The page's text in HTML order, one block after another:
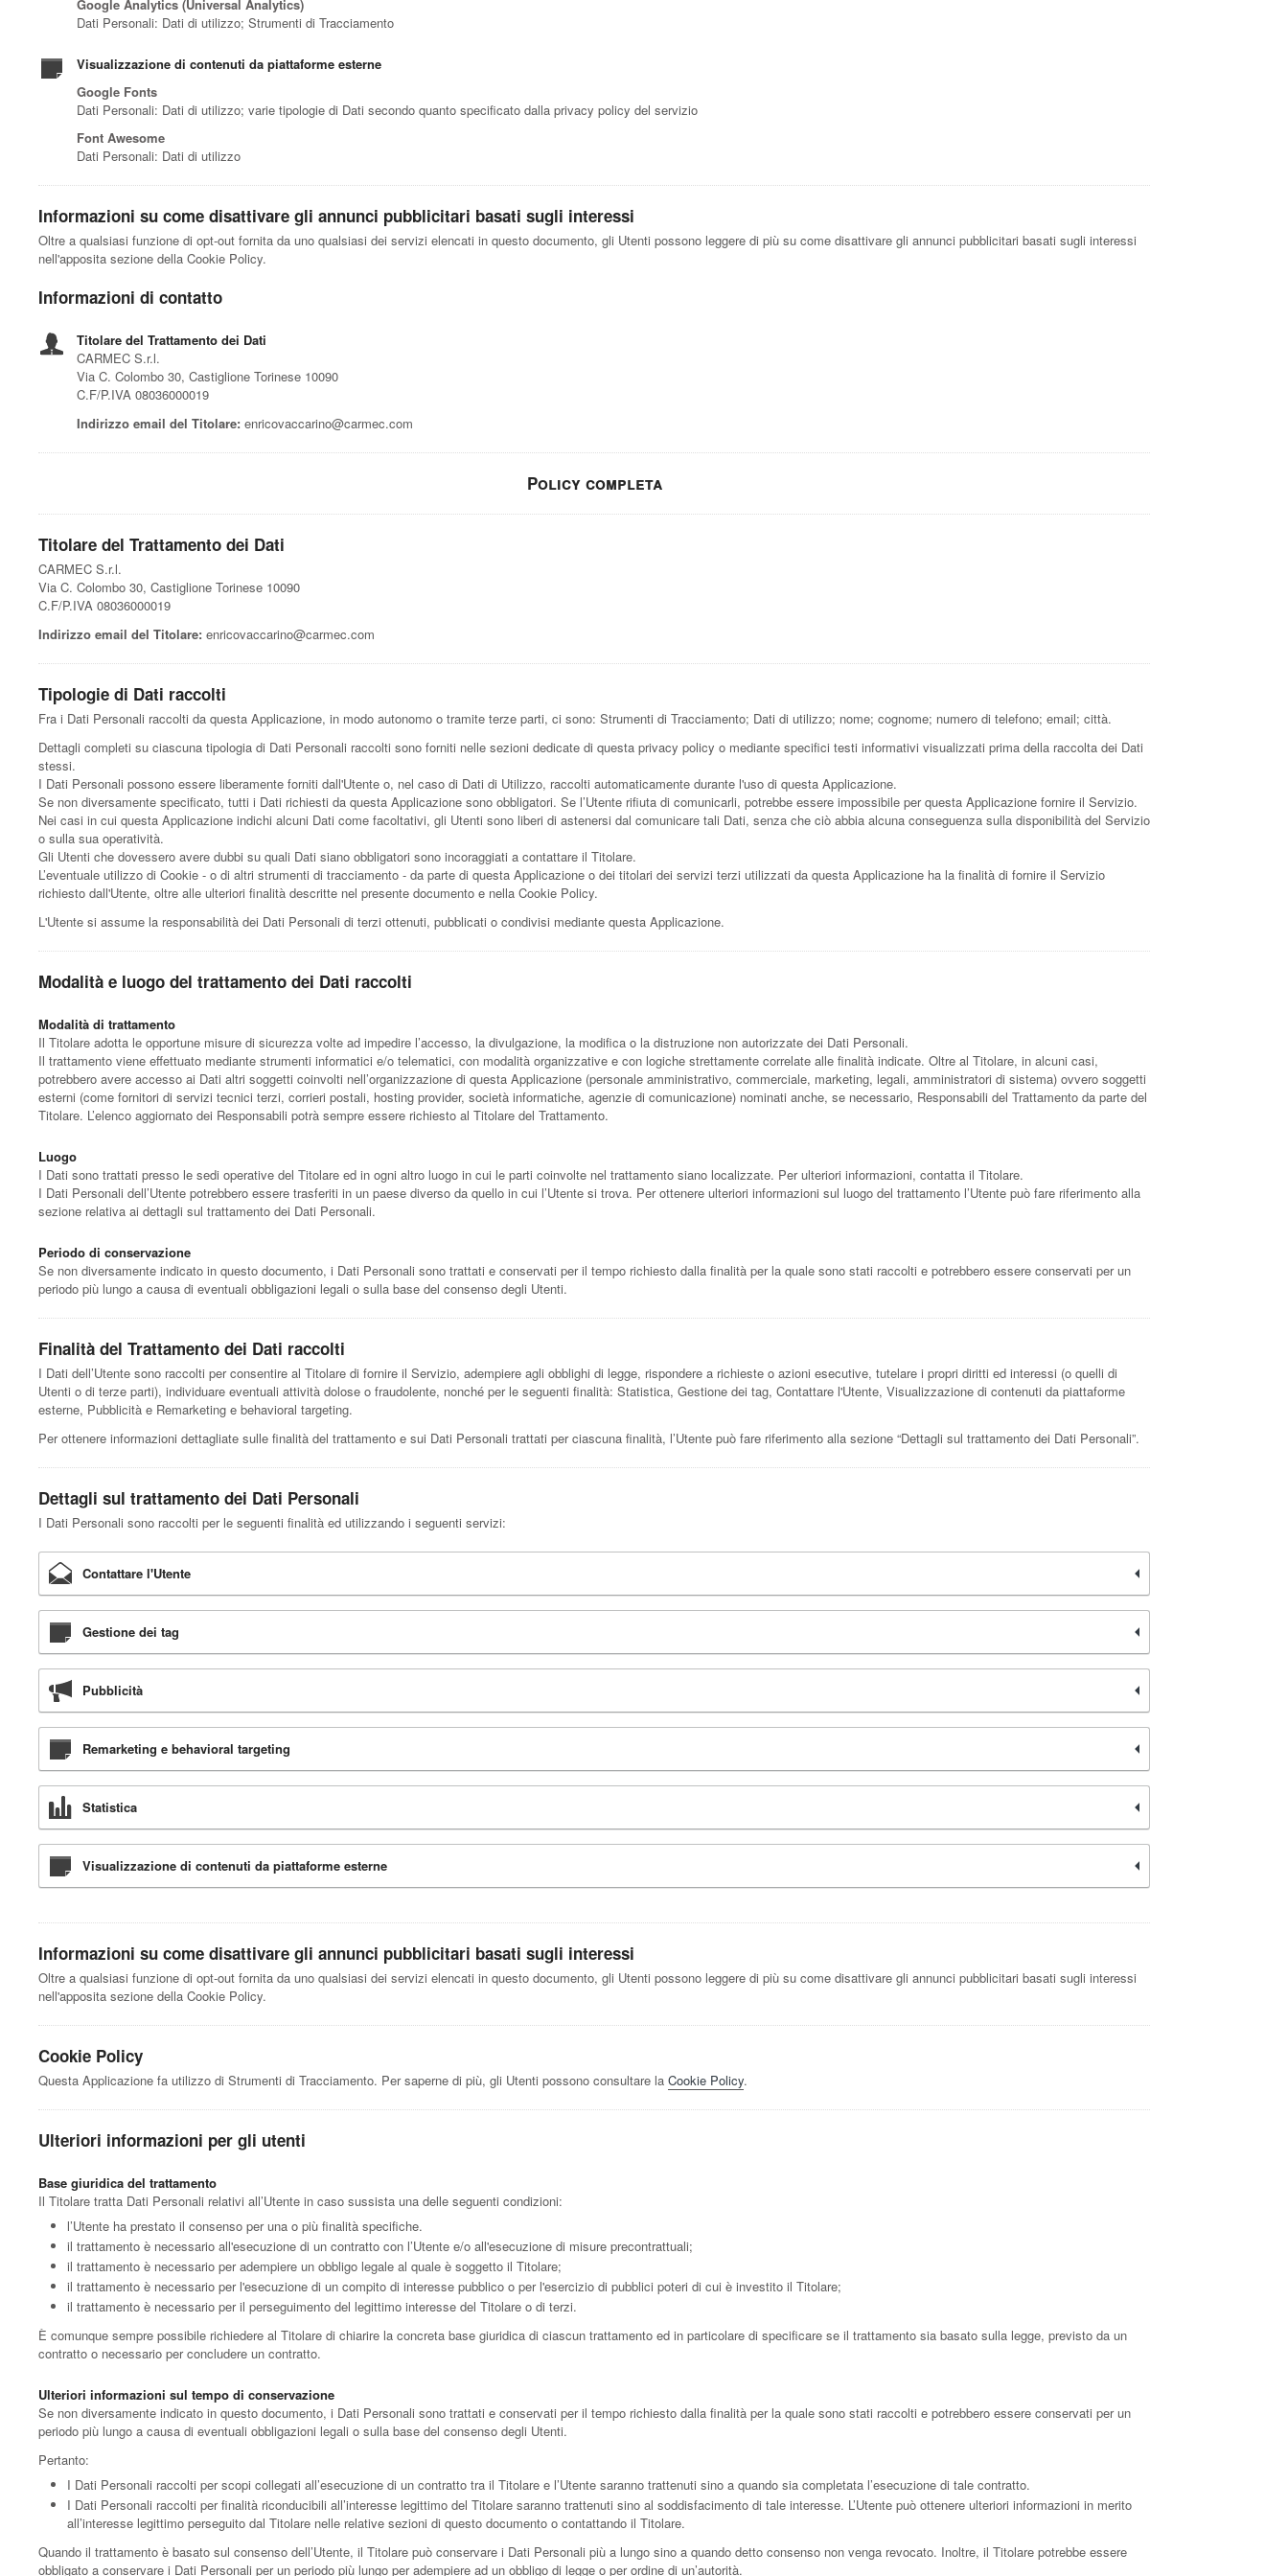
Google Analytics (Universal Analytics)
Dati Personali: Dati di utilizzo; Strumenti di Tracciamento
Visualizzazione di contenuti da piattaforme esterne
Google Fonts
Dati Personali: Dati di utilizzo; varie tipologie di Dati secondo quanto specificato dalla privacy policy del servizio
Font Awesome
Dati Personali: Dati di utilizzo
Informazioni su come disattivare gli annunci pubblicitari basati sugli interessi
Oltre a qualsiasi funzione di opt-out fornita da uno qualsiasi dei servizi elencati in questo documento, gli Utenti possono leggere di più su come disattivare gli annunci pubblicitari basati sugli interessi
nell'apposita sezione della Cookie Policy.
Informazioni di contatto
Titolare del Trattamento dei Dati
CARMEC S.r.l.
Via C. Colombo 30, Castiglione Torinese 10090
C.F/P.IVA 08036000019
Indirizzo email del Titolare: enricovaccarino@carmec.com
Policy completa
Titolare del Trattamento dei Dati
CARMEC S.r.l.
Via C. Colombo 30, Castiglione Torinese 10090
C.F/P.IVA 08036000019
Indirizzo email del Titolare: enricovaccarino@carmec.com
Tipologie di Dati raccolti
Fra i Dati Personali raccolti da questa Applicazione, in modo autonomo o tramite terze parti, ci sono: Strumenti di Tracciamento; Dati di utilizzo; nome; cognome; numero di telefono; email; città.
Dettagli completi su ciascuna tipologia di Dati Personali raccolti sono forniti nelle sezioni dedicate di questa privacy policy o mediante specifici testi informativi visualizzati prima della raccolta dei Dati
stessi.
I Dati Personali possono essere liberamente forniti dall'Utente o, nel caso di Dati di Utilizzo, raccolti automaticamente durante l'uso di questa Applicazione.
Se non diversamente specificato, tutti i Dati richiesti da questa Applicazione sono obbligatori. Se l’Utente rifiuta di comunicarli, potrebbe essere impossibile per questa Applicazione fornire il Servizio.
Nei casi in cui questa Applicazione indichi alcuni Dati come facoltativi, gli Utenti sono liberi di astenersi dal comunicare tali Dati, senza che ciò abbia alcuna conseguenza sulla disponibilità del Servizio
o sulla sua operatività.
Gli Utenti che dovessero avere dubbi su quali Dati siano obbligatori sono incoraggiati a contattare il Titolare.
L’eventuale utilizzo di Cookie - o di altri strumenti di tracciamento - da parte di questa Applicazione o dei titolari dei servizi terzi utilizzati da questa Applicazione ha la finalità di fornire il Servizio
richiesto dall'Utente, oltre alle ulteriori finalità descritte nel presente documento e nella Cookie Policy.
L'Utente si assume la responsabilità dei Dati Personali di terzi ottenuti, pubblicati o condivisi mediante questa Applicazione.
Modalità e luogo del trattamento dei Dati raccolti
Modalità di trattamento
Il Titolare adotta le opportune misure di sicurezza volte ad impedire l’accesso, la divulgazione, la modifica o la distruzione non autorizzate dei Dati Personali.
Il trattamento viene effettuato mediante strumenti informatici e/o telematici, con modalità organizzative e con logiche strettamente correlate alle finalità indicate. Oltre al Titolare, in alcuni casi,
potrebbero avere accesso ai Dati altri soggetti coinvolti nell’organizzazione di questa Applicazione (personale amministrativo, commerciale, marketing, legali, amministratori di sistema) ovvero soggetti
esterni (come fornitori di servizi tecnici terzi, corrieri postali, hosting provider, società informatiche, agenzie di comunicazione) nominati anche, se necessario, Responsabili del Trattamento da parte del
Titolare. L’elenco aggiornato dei Responsabili potrà sempre essere richiesto al Titolare del Trattamento.
Luogo
I Dati sono trattati presso le sedi operative del Titolare ed in ogni altro luogo in cui le parti coinvolte nel trattamento siano localizzate. Per ulteriori informazioni, contatta il Titolare.
I Dati Personali dell’Utente potrebbero essere trasferiti in un paese diverso da quello in cui l’Utente si trova. Per ottenere ulteriori informazioni sul luogo del trattamento l’Utente può fare riferimento alla
sezione relativa ai dettagli sul trattamento dei Dati Personali.
Periodo di conservazione
Se non diversamente indicato in questo documento, i Dati Personali sono trattati e conservati per il tempo richiesto dalla finalità per la quale sono stati raccolti e potrebbero essere conservati per un
periodo più lungo a causa di eventuali obbligazioni legali o sulla base del consenso degli Utenti.
Finalità del Trattamento dei Dati raccolti
I Dati dell’Utente sono raccolti per consentire al Titolare di fornire il Servizio, adempiere agli obblighi di legge, rispondere a richieste o azioni esecutive, tutelare i propri diritti ed interessi (o quelli di
Utenti o di terze parti), individuare eventuali attività dolose o fraudolente, nonché per le seguenti finalità: Statistica, Gestione dei tag, Contattare l'Utente, Visualizzazione di contenuti da piattaforme
esterne, Pubblicità e Remarketing e behavioral targeting.
Per ottenere informazioni dettagliate sulle finalità del trattamento e sui Dati Personali trattati per ciascuna finalità, l’Utente può fare riferimento alla sezione “Dettagli sul trattamento dei Dati Personali”.
Dettagli sul trattamento dei Dati Personali
I Dati Personali sono raccolti per le seguenti finalità ed utilizzando i seguenti servizi:
Contattare l'Utente
Gestione dei tag
Pubblicità
Remarketing e behavioral targeting
Statistica
Visualizzazione di contenuti da piattaforme esterne
Informazioni su come disattivare gli annunci pubblicitari basati sugli interessi
Oltre a qualsiasi funzione di opt-out fornita da uno qualsiasi dei servizi elencati in questo documento, gli Utenti possono leggere di più su come disattivare gli annunci pubblicitari basati sugli interessi
nell'apposita sezione della Cookie Policy.
Cookie Policy
Questa Applicazione fa utilizzo di Strumenti di Tracciamento. Per saperne di più, gli Utenti possono consultare la Cookie Policy.
Ulteriori informazioni per gli utenti
Base giuridica del trattamento
Il Titolare tratta Dati Personali relativi all’Utente in caso sussista una delle seguenti condizioni:
l’Utente ha prestato il consenso per una o più finalità specifiche.
il trattamento è necessario all'esecuzione di un contratto con l’Utente e/o all'esecuzione di misure precontrattuali;
il trattamento è necessario per adempiere un obbligo legale al quale è soggetto il Titolare;
il trattamento è necessario per l'esecuzione di un compito di interesse pubblico o per l'esercizio di pubblici poteri di cui è investito il Titolare;
il trattamento è necessario per il perseguimento del legittimo interesse del Titolare o di terzi.
È comunque sempre possibile richiedere al Titolare di chiarire la concreta base giuridica di ciascun trattamento ed in particolare di specificare se il trattamento sia basato sulla legge, previsto da un
contratto o necessario per concludere un contratto.
Ulteriori informazioni sul tempo di conservazione
Se non diversamente indicato in questo documento, i Dati Personali sono trattati e conservati per il tempo richiesto dalla finalità per la quale sono stati raccolti e potrebbero essere conservati per un
periodo più lungo a causa di eventuali obbligazioni legali o sulla base del consenso degli Utenti.
Pertanto:
I Dati Personali raccolti per scopi collegati all’esecuzione di un contratto tra il Titolare e l’Utente saranno trattenuti sino a quando sia completata l’esecuzione di tale contratto.
I Dati Personali raccolti per finalità riconducibili all’interesse legittimo del Titolare saranno trattenuti sino al soddisfacimento di tale interesse. L’Utente può ottenere ulteriori informazioni in merito
all’interesse legittimo perseguito dal Titolare nelle relative sezioni di questo documento o contattando il Titolare.
Quando il trattamento è basato sul consenso dell’Utente, il Titolare può conservare i Dati Personali più a lungo sino a quando detto consenso non venga revocato. Inoltre, il Titolare potrebbe essere
obbligato a conservare i Dati Personali per un periodo più lungo per adempiere ad un obbligo di legge o per ordine di un’autorità.